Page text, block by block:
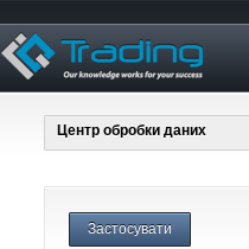
Центр обробки даних
Застосувати